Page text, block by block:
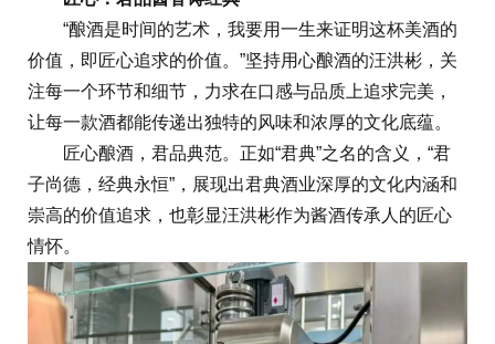
“酿酒是时间的艺术，我要用一生来证明这杯美酒的
价值，即匠心追求的价值。”坚持用心酿酒的汪洪彬，关
注每一个环节和细节，力求在口感与品质上追求完美，
让每一款酒都能传递出独特的风味和浓厚的文化底蕴。
匠心酿酒，君品典范。正如“君典”之名的含义，“君
子尚德，经典永恒”，展现出君典酒业深厚的文化内涵和
崇高的价值追求，也彰显汪洪彬作为酱酒传承人的匠心
情怀。